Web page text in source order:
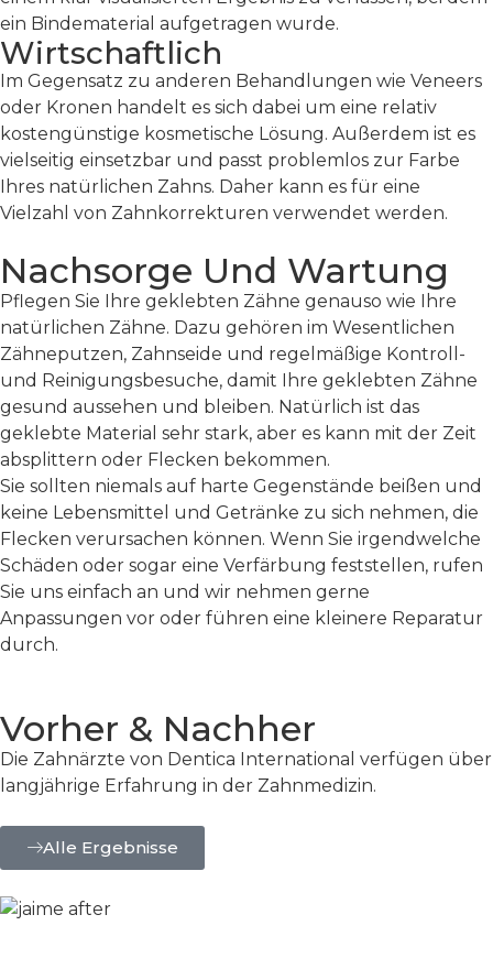
ein Bindematerial aufgetragen wurde.
Wirtschaftlich
Im Gegensatz zu anderen Behandlungen wie Veneers
oder Kronen handelt es sich dabei um eine relativ
kostengünstige kosmetische Lösung. Außerdem ist es
vielseitig einsetzbar und passt problemlos zur Farbe
Ihres natürlichen Zahns. Daher kann es für eine
Vielzahl von Zahnkorrekturen verwendet werden.
Nachsorge Und Wartung
Pflegen Sie Ihre geklebten Zähne genauso wie Ihre
natürlichen Zähne. Dazu gehören im Wesentlichen
Zähneputzen, Zahnseide und regelmäßige Kontroll-
und Reinigungsbesuche, damit Ihre geklebten Zähne
gesund aussehen und bleiben. Natürlich ist das
geklebte Material sehr stark, aber es kann mit der Zeit
absplittern oder Flecken bekommen.
Sie sollten niemals auf harte Gegenstände beißen und
keine Lebensmittel und Getränke zu sich nehmen, die
Flecken verursachen können. Wenn Sie irgendwelche
Schäden oder sogar eine Verfärbung feststellen, rufen
Sie uns einfach an und wir nehmen gerne
Anpassungen vor oder führen eine kleinere Reparatur
durch.
Vorher & Nachher
Die Zahnärzte von Dentica International verfügen über
langjährige Erfahrung in der Zahnmedizin.
Alle Ergebnisse